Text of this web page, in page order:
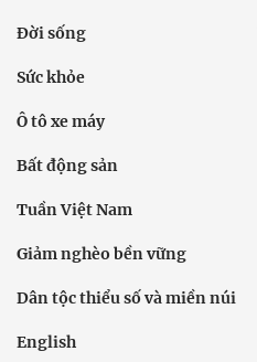
Đời sống
Sức khỏe
Ô tô xe máy
Bất động sản
Tuần Việt Nam
Giảm nghèo bền vững
Dân tộc thiểu số và miền núi
English